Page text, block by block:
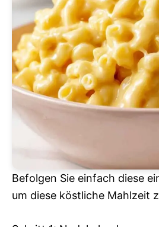
Befolgen Sie einfach diese
um diese köstliche Mahlzeit